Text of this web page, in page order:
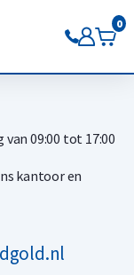
OPEN
0
09:00 tot 17:00
kantoor en